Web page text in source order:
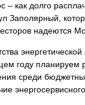
– как долго
Заполярный,
надеются
году планируем
среди